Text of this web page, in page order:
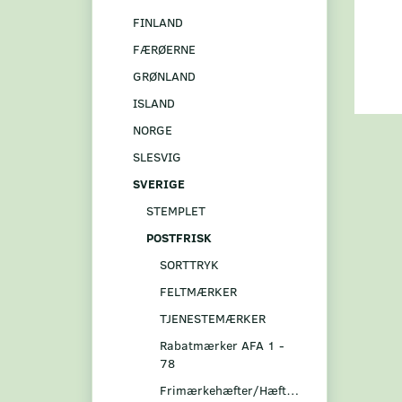
FINLAND
FÆRØERNE
GRØNLAND
ISLAND
NORGE
SLESVIG
SVERIGE
STEMPLET
POSTFRISK
SORTTRYK
FELTMÆRKER
TJENESTEMÆRKER
Rabatmærker AFA 1 -
78
Frimærkehæfter/Hæftesammentryk